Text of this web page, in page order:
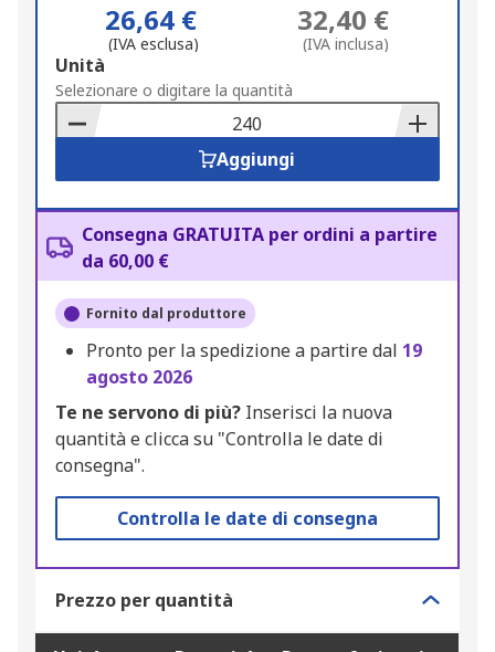
26,64 €
(IVA esclusa)
32,40 €
(IVA inclusa)
Add
to
Basket
Unità
Selezionare o digitare la quantità
Aggiungi
Consegna GRATUITA per ordini a partire
da 60,00 €
Fornito dal produttore
Pronto per la spedizione a partire dal 19
agosto 2026
Te ne servono di più? Inserisci la nuova
quantità e clicca su "Controlla le date di
consegna".
Controlla le date di consegna
Prezzo per quantità